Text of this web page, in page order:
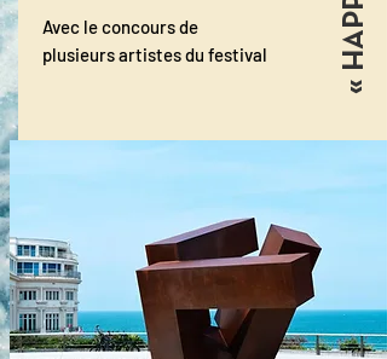
Avec le concours de
plusieurs artistes du festival